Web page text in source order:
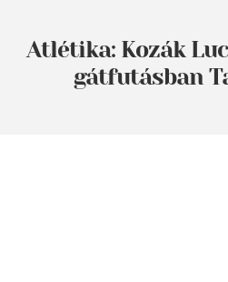
Atlétika: Kozák
gátfutásban